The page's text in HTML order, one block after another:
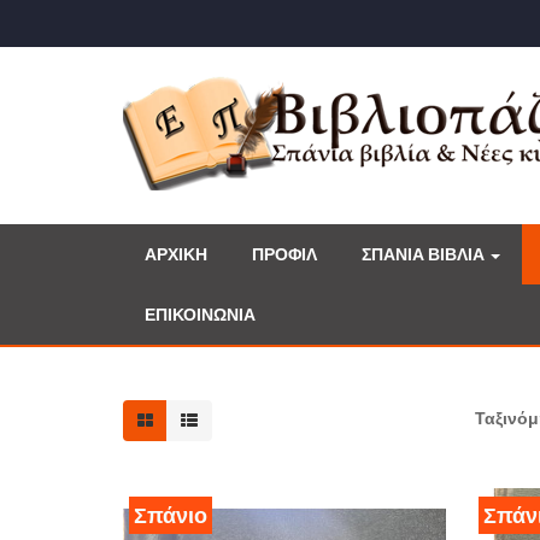
ΑΡΧΙΚΗ ΠΡΟΦΙΛ ΣΠΑΝΙΑ ΒΙΒΛΙΑ
ΕΠΙΚΟΙΝΩΝΙΑ
Σπάνιο